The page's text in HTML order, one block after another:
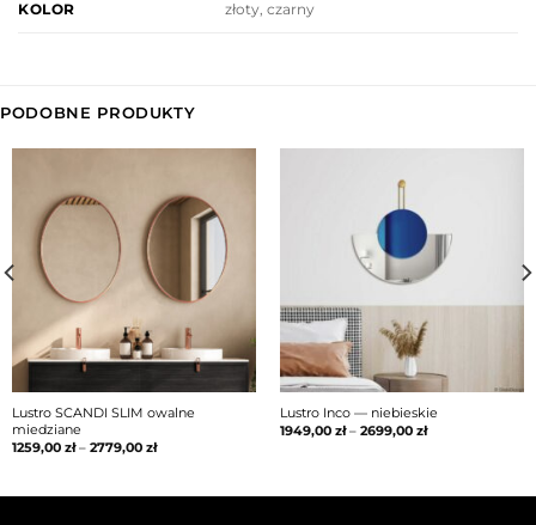
KOLOR złoty, czarny
PODOBNE PRODUKTY
Lustro SCANDI SLIM owalne
miedziane
1259,00 zł– 2779,00 zł
Lustro Inco — niebieskie
1949,00 zł– 2699,00 zł